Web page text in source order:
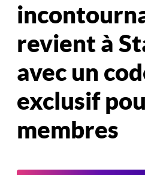
revient à
avec un
exclusif
membres